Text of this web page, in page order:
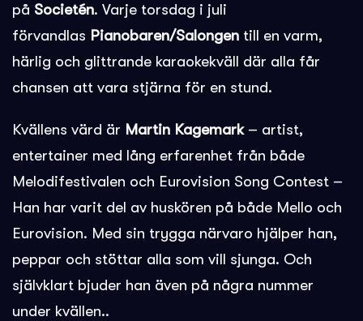
på Societén. Varje torsdag i juli
förvandlas Pianobaren/Salongen till en varm,
härlig och glittrande karaokekväll där alla får
chansen att vara stjärna för en stund.
Kvällens värd är Martin Kagemark– artist,
entertainer med lång erfarenhet från både
Melodifestivalen och Eurovision Song Contest –
Han har varit del av huskören på både Mello och
Eurovision. Med sin trygga närvaro hjälper han,
peppar och stöttar alla som vill sjunga. Och
självklart bjuder han även på några nummer
under kvällen..